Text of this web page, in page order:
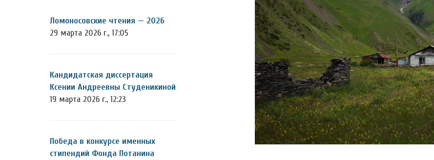
Ломоносовские чтения — 2026
29 марта 2026 г., 17:05
Кандидатская диссертация
Ксении Андреевны Студеникиной
19 марта 2026 г., 12:23
Победа в конкурсе именных
стипендий Фонда Потанина